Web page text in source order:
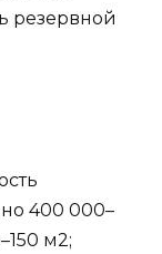
резервной
400 000–
м2;